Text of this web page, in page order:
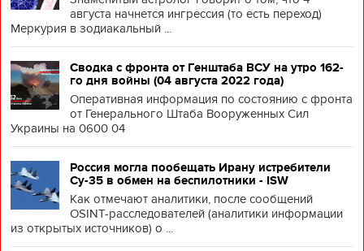
августа начнется ингрессия (то есть переход)
Меркурия в зодиакальный ...
Сводка с фронта от Генштаба ВСУ на утро 162-
го дня войны (04 августа 2022 года)
Оперативная информация по состоянию с фронта
от Генерального Штаба Вооруженных Сил
Украины на 0600 04
Россия могла пообещать Ирану истребители
Су-35 в обмен на беспилотники - ISW
Как отмечают аналитики, после сообщений
OSINT-расследователей (аналитики информации
из открытых источников) о ...